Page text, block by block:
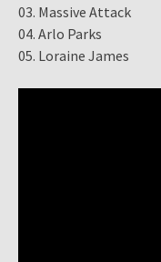
03. Massive Attack
04. Arlo Parks
05. Loraine James